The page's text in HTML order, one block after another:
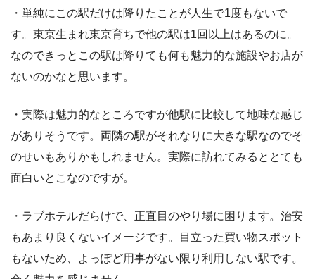
・単純にこの駅だけは降りたことが人生で1度もないで
す。東京生まれ東京育ちで他の駅は1回以上はあるのに。
なのできっとこの駅は降りても何も魅力的な施設やお店が
ないのかなと思います。
・実際は魅力的なところですが他駅に比較して地味な感じ
がありそうです。両隣の駅がそれなりに大きな駅なのでそ
のせいもありかもしれません。実際に訪れてみるととても
面白いとこなのですが。
・ラブホテルだらけで、正直目のやり場に困ります。治安
もあまり良くないイメージです。目立った買い物スポット
もないため、よっぽど用事がない限り利用しない駅です。